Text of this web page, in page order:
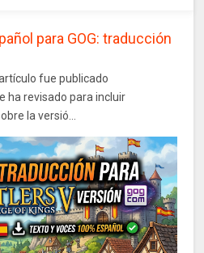
para GOG: traducción
fue publicado
ha revisado para incluir
la versió...